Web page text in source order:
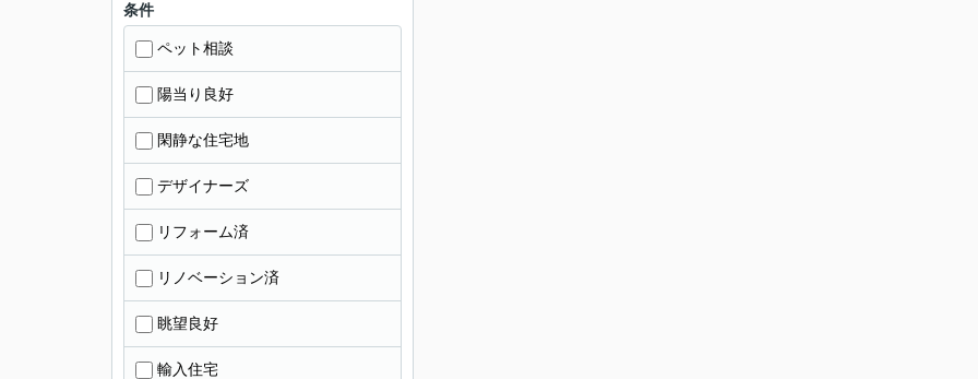
条件
ペット相談
陽当り良好
閑静な住宅地
デザイナーズ
リフォーム済
リノベーション済
眺望良好
輸入住宅